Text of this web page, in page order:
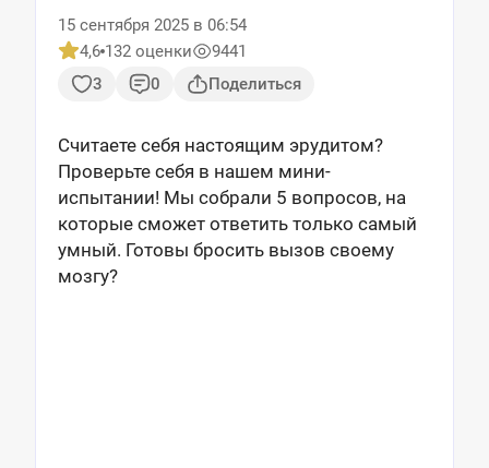
15 сентября 2025 в 06:54
4,6 132 оценки
9441
3
0 Поделиться
Считаете себя настоящим эрудитом?
Проверьте себя в нашем мини-
испытании! Мы собрали 5 вопросов, на
которые сможет ответить только самый
умный. Готовы бросить вызов своему
мозгу?